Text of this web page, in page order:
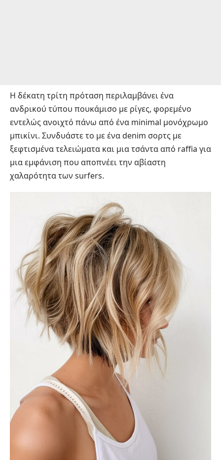
Η δέκατη τρίτη πρόταση περιλαμβάνει ένα
ανδρικού τύπου πουκάμισο με ρίγες, φορεμένο
εντελώς ανοιχτό πάνω από ένα minimal μονόχρωμο
μπικίνι. Συνδυάστε το με ένα denim σορτς με
ξεφτισμένα τελειώματα και μια τσάντα από raffia για
μια εμφάνιση που αποπνέει την αβίαστη
χαλαρότητα των surfers.